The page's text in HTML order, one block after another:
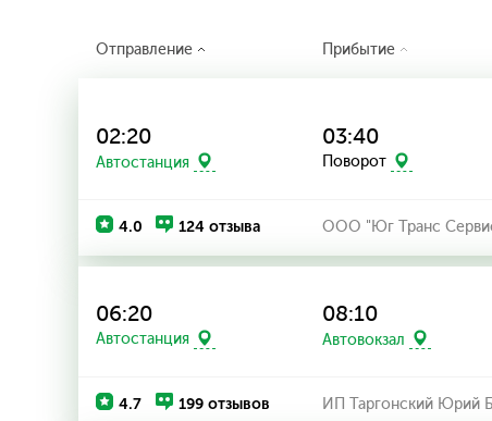
Отправление Прибытие
02:20
Автостанция
03:40
Поворот
4.0 124 отзыва ООО "Юг Транс
06:20
Автостанция
08:10
Автовокзал
4.7 199 отзывов ИП Таргонский Юрий